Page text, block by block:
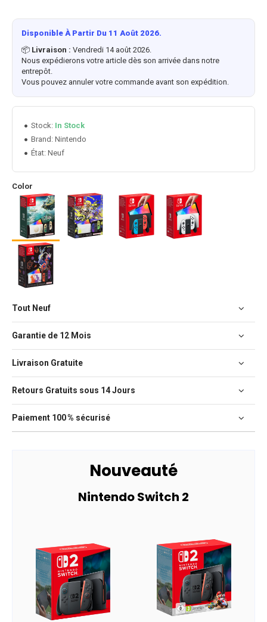
Disponible À Partir Du 11 Août 2026.
📦 Livraison : Vendredi 14 août 2026.
Nous expédierons votre article dès son arrivée dans notre
entrepôt.
Vous pouvez annuler votre commande avant son expédition.
Stock: In Stock
Brand: Nintendo
État: Neuf
Color
Tout Neuf
Garantie de 12 Mois
Livraison Gratuite
Retours Gratuits sous 14 Jours
Paiement 100 % sécurisé
Nouveauté
Nintendo Switch 2